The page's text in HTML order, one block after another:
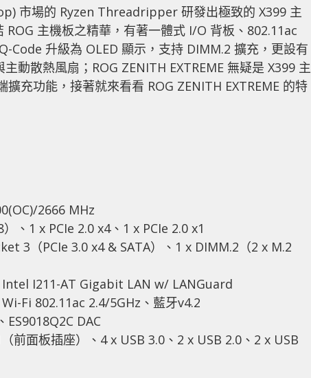
市場的 Ryzen Threadripper 研發出極致的 X399 主
ROG 主機板之精華，有著一體式 I/O 背板、802.11ac
Code 升級為 OLED 顯示，支持 DIMM.2 擴充，更設有
散熱風扇；ROG ZENITH EXTREME 無疑是 X399 主
充功能，接著就來看看 ROG ZENITH EXTREME 的特
2666 MHz
、1 x PCIe 2.0 x4、1 x PCIe 2.0 x1
3（PCIe 3.0 x4 & SATA）、1 x DIMM.2（2 x M.2
Intel I211-AT Gigabit LAN w/ LANGuard
Fi 802.11ac 2.4/5GHz、藍牙v4.2
DAC
前面板插座）、4 x USB 3.0、2 x USB 2.0、2 x USB